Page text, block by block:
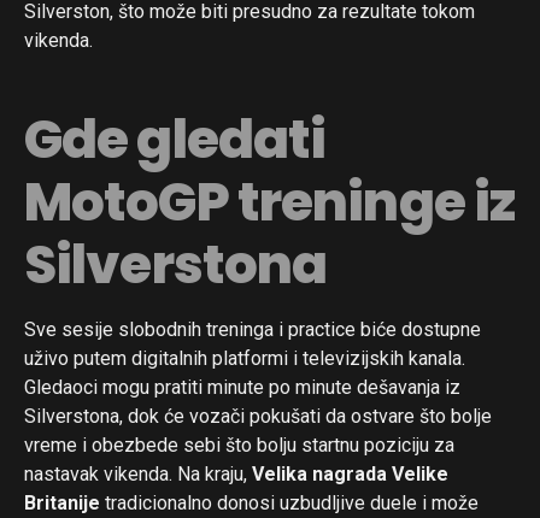
Silverston, što može biti presudno za rezultate tokom
vikenda.
Gde gledati
MotoGP treninge iz
Silverstona
Sve sesije slobodnih treninga i practice biće dostupne
uživo putem digitalnih platformi i televizijskih kanala.
Gledaoci mogu pratiti minute po minute dešavanja iz
Silverstona, dok će vozači pokušati da ostvare što bolje
vreme i obezbede sebi što bolju startnu poziciju za
nastavak vikenda. Na kraju, Velika nagrada Velike
Britanije tradicionalno donosi uzbudljive duele i može